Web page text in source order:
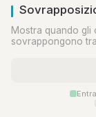
Mostra quando gli
sovrappongono